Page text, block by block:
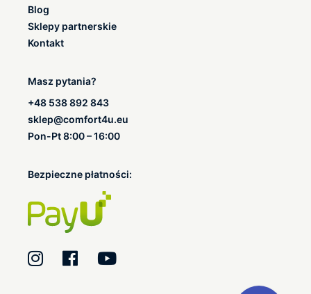
Blog
Sklepy partnerskie
Kontakt
Masz pytania?
+48 538 892 843
sklep@comfort4u.eu
Pon-Pt 8:00 – 16:00
Bezpieczne płatności: